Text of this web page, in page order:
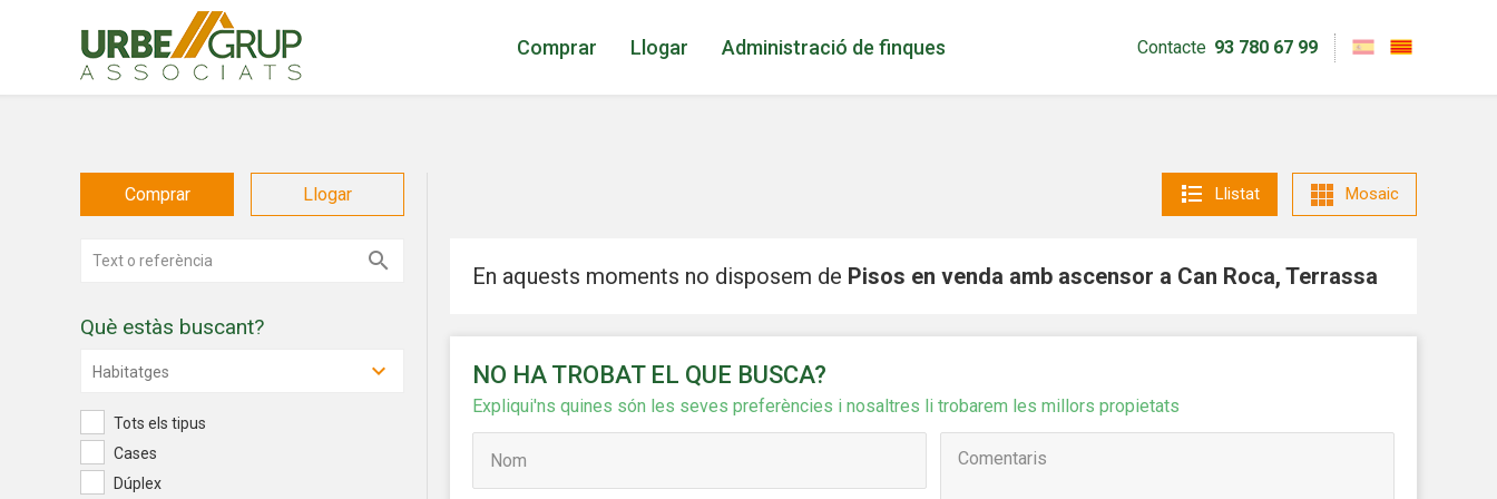
Comprar Llogar Administració de finques Contacte 93 780 67 99
Comprar Llogar
Què estàs buscant?
Habitatges
Tots els tipus
Cases
Dúplex
Llistat Mosaic
En aquests moments no disposem de Pisos en venda amb ascensor a Can Roca, Terrassa
NO HA TROBAT EL QUE BUSCA?
Expliqui'ns quines són les seves preferències i nosaltres li trobarem les millors propietats
Modificar cookies
millorar els nostres serveis. Si continua navegant, suposa l'acceptació de la instal·lació